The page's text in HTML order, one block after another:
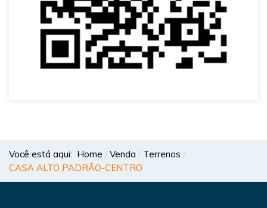
Você está aqui: Home Venda
Terrenos
CASA ALTO PADRÃO-CENTRO